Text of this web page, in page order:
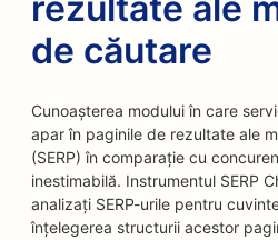
de căutare
Cunoașterea modului în care
apar în paginile de rezultate ale
(SERP) în comparație cu
inestimabilă. Instrumentul SERP
analizați SERP-urile pentru
înțelegerea structurii acestor